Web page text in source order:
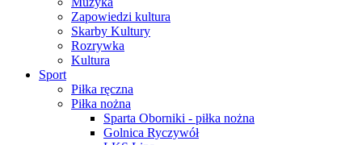
Zapowiedzi kultura
Skarby Kultury
Rozrywka
Kultura
Sport
Piłka ręczna
Piłka nożna
Sparta Oborniki - piłka nożna
Golnica Ryczywół